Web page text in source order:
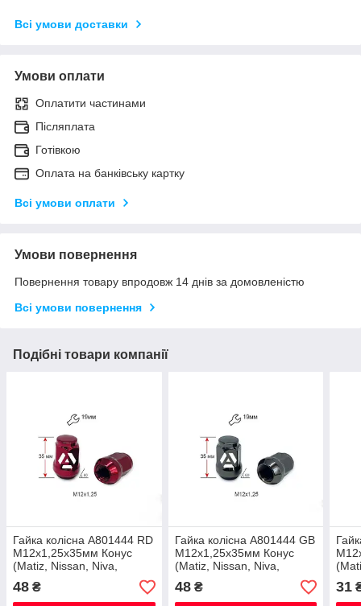
Всі умови доставки
Умови оплати
Оплатити частинами
Післяплата
Готівкою
Оплата на банківську картку
Всі умови оплати
Умови повернення
Повернення товару впродовж 14 днів за домовленістю
Всі умови повернення
Подібні товари компанії
Гайка колісна A801444 RD
M12х1,25х35мм Конус
(Matiz, Nissan, Niva,
Subaru, Suzuki) Закрита
Червоний Хром Ключ19
48 ₴
Гайка колісна A801444 GB
M12х1,25х35мм Конус
(Matiz, Nissan, Niva,
Subaru, Suzuki) Закрита
Темно-сірий Ключ19
48₴ 31